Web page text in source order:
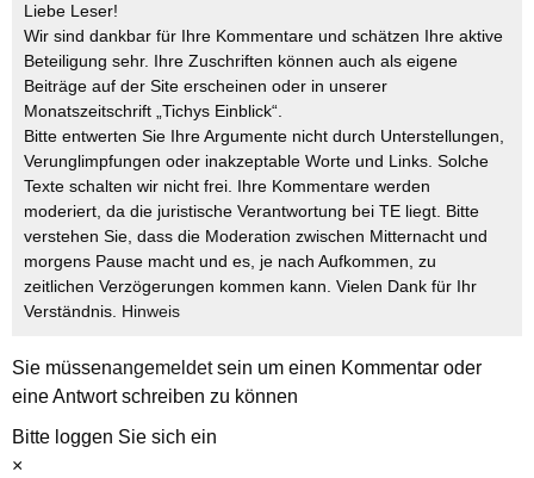
Liebe Leser!
Wir sind dankbar für Ihre Kommentare und schätzen Ihre aktive
Beteiligung sehr. Ihre Zuschriften können auch als eigene
Beiträge auf der Site erscheinen oder in unserer
Monatszeitschrift „Tichys Einblick“.
Bitte entwerten Sie Ihre Argumente nicht durch Unterstellungen,
Verunglimpfungen oder inakzeptable Worte und Links. Solche
Texte schalten wir nicht frei. Ihre Kommentare werden
moderiert, da die juristische Verantwortung bei TE liegt. Bitte
verstehen Sie, dass die Moderation zwischen Mitternacht und
morgens Pause macht und es, je nach Aufkommen, zu
zeitlichen Verzögerungen kommen kann. Vielen Dank für Ihr
Verständnis. Hinweis
Sie müssenangemeldetsein um einen Kommentar oder
eine Antwort schreiben zu können
Bitte loggen Sie sich ein
×